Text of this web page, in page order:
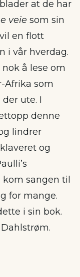
at de har
veie som sin
en flott
i vår hverdag.
å lese om
Afrika som
ute. I
denne
lindrer
og
sangen til
for mange.
i sin bok.